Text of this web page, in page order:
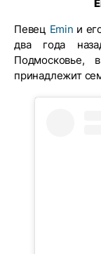
Певец Emin и
два года
Подмосковье,
принадлежит